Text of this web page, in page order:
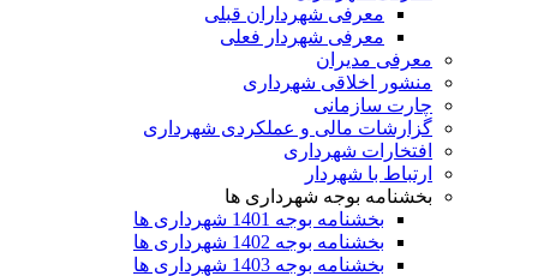
معرفی شهرداران قبلی
معرفی شهردار فعلی
معرفی مدیران
منشور اخلاقی شهرداری
چارت سازمانی
گزارشات مالی و عملکردی شهرداری
افتخارات شهرداری
ارتباط با شهردار
بخشنامه بوجه شهرداری ها
بخشنامه بوجه 1401 شهرداری ها
بخشنامه بوجه 1402 شهرداری ها
بخشنامه بوجه 1403 شهرداری ها